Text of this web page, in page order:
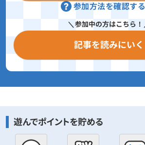
参加方法を確認する
参加中の方はこちら！
記事を読みにいく
遊んでポイントを貯める